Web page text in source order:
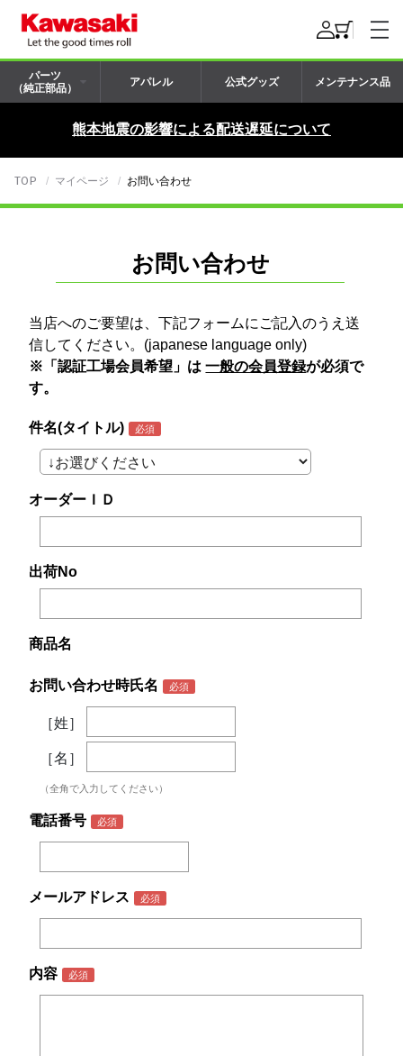
パーツ
（純正部品）
アパレル 公式グッズ メンテナンス品
熊本地震の影響による配送遅延について
TOP マイページ お問い合わせ
お問い合わせ
当店へのご要望は、下記フォームにご記入のうえ送
信してください。(japanese language only)
※「認証工場会員希望」は一般の会員登録が必須で
す。
件名(タイトル)
オーダーＩＤ
出荷No
商品名
お問い合わせ時氏名
［姓］
［名］
（全角で入力してください）
電話番号
メールアドレス
内容